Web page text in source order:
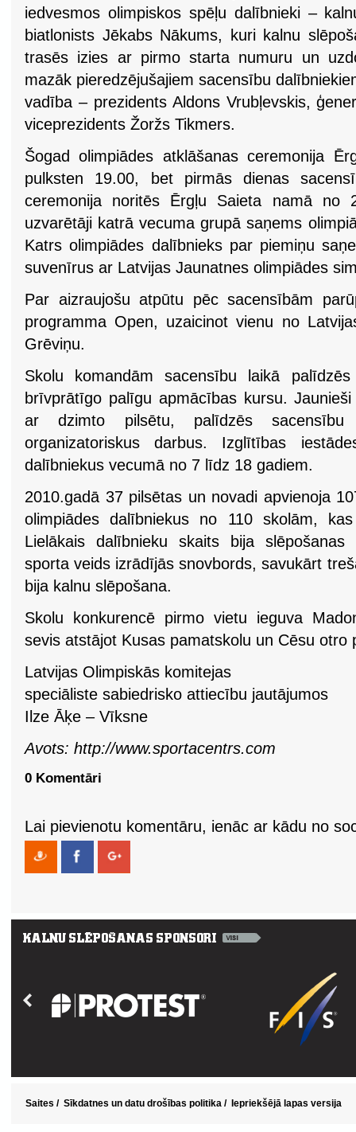
iedvesmos olimpiskos spēļu dalībnieki –
biatlonists Jēkabs Nākums, kuri kalnu
trasēs izies ar pirmo starta numuru un
mazāk pieredzējušajiem sacensību
vadība – prezidents Aldons Vrubļevskis,
viceprezidents Žoržs Tikmers.
Šogad olimpiādes atklāšanas ceremonija
pulksten 19.00, bet pirmās dienas
ceremonija noritēs Ērgļu Saieta namā no
uzvarētāji katrā vecuma grupā saņems
Katrs olimpiādes dalībnieks par piemiņu
suvenīrus ar Latvijas Jaunatnes olimpiādes
Par aizraujošu atpūtu pēc sacensībām
programma Open, uzaicinot vienu no
Grēviņu.
Skolu komandām sacensību laikā
brīvprātīgo palīgu apmācības kursu.
ar dzimto pilsētu, palīdzēs
organizatoriskus darbus. Izglītības
dalībniekus vecumā no 7 līdz 18 gadiem.
2010.gadā 37 pilsētas un novadi apvienoja
olimpiādes dalībniekus no 110 skolām,
Lielākais dalībnieku skaits bija slēpošanas
sporta veids izrādījās snovbords, savukārt
bija kalnu slēpošana.
Skolu konkurencē pirmo vietu ieguva
sevis atstājot Kusas pamatskolu un Cēsu otro
Latvijas Olimpiskās komitejas
speciāliste sabiedrisko attiecību jautājumos
Ilze Āķe – Vīksne
Avots: http://www.sportacentrs.com
0 Komentāri
Lai pievienotu komentāru, ienāc ar kādu no
Saites / Sīkdatnes un datu drošības politika / Iepriekšējā lapas versija